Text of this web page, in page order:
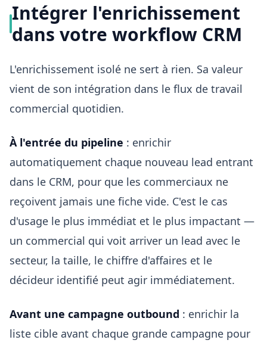
Intégrer l'enrichissement
dans votre workflow CRM
L'enrichissement isolé ne sert à rien. Sa valeur
vient de son intégration dans le flux de travail
commercial quotidien.
À l'entrée du pipeline : enrichir
automatiquement chaque nouveau lead entrant
dans le CRM, pour que les commerciaux ne
reçoivent jamais une fiche vide. C'est le cas
d'usage le plus immédiat et le plus impactant —
un commercial qui voit arriver un lead avec le
secteur, la taille, le chiffre d'affaires et le
décideur identifié peut agir immédiatement.
Avant une campagne outbound : enrichir la
liste cible avant chaque grande campagne pour